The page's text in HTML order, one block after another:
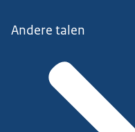
Andere talen